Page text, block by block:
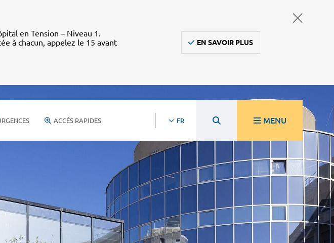
en Tension – Niveau 1.
à chacun, appelez le 15 avant
EN SAVOIR PLUS
ACCÈS RAPIDES FR MENU